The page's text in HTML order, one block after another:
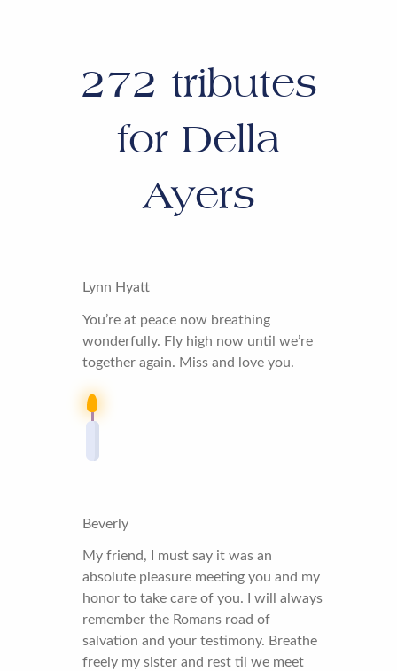
272 tributes
for Della
Ayers
Lynn Hyatt
You’re at peace now breathing
wonderfully. Fly high now until we’re
together again. Miss and love you.
Beverly
My friend, I must say it was an
absolute pleasure meeting you and my
honor to take care of you. I will always
remember the Romans road of
salvation and your testimony. Breathe
freely my sister and rest til we meet